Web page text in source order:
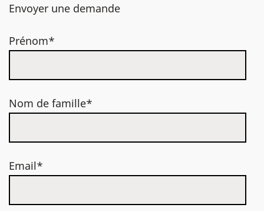
Envoyer une demande
Prénom*
Nom de famille*
Email*